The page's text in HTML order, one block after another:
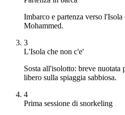
Imbarco e partenza verso l'Isola
Mohammed.
3
L'Isola che non c'e'
Sosta all'isolotto: breve nuotata
libero sulla spiaggia sabbiosa.
4
Prima sessione di snorkeling